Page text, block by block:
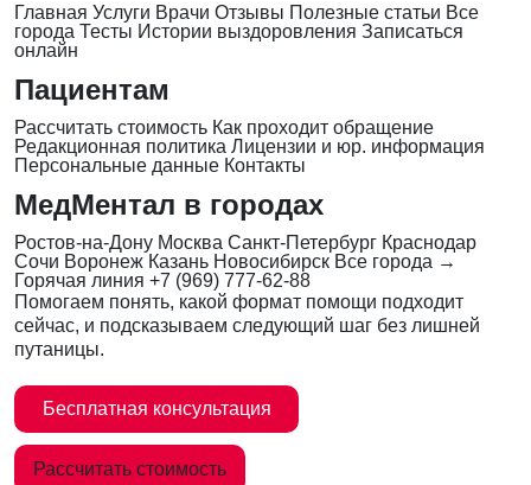
Главная Услуги Врачи Отзывы Полезные статьи Все
города Тесты Истории выздоровления Записаться
онлайн
Пациентам
Рассчитать стоимость Как проходит обращение
Редакционная политика Лицензии и юр. информация
Персональные данные Контакты
МедМентал в городах
Ростов-на-Дону Москва Санкт-Петербург Краснодар
Сочи Воронеж Казань Новосибирск Все города →
Горячая линия +7 (969) 777-62-88
Помогаем понять, какой формат помощи подходит
сейчас, и подсказываем следующий шаг без лишней
путаницы.
Бесплатная консультация
Рассчитать стоимость